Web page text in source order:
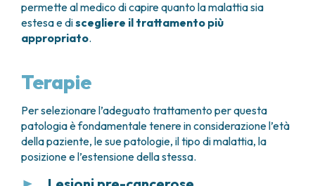
permette al medico di capire quanto la malattia sia
estesa e discegliere il trattamento più
appropriato.
Terapie
Per selezionare l’adeguato trattamento per questa
patologia è fondamentale tenere in considerazione l’età
della paziente, le sue patologie, il tipo di malattia, la
posizione e l’estensione della stessa.